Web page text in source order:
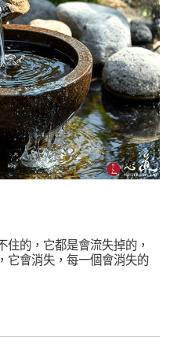
住的，它都是會流失掉的，
它會消失，每一個會消失的